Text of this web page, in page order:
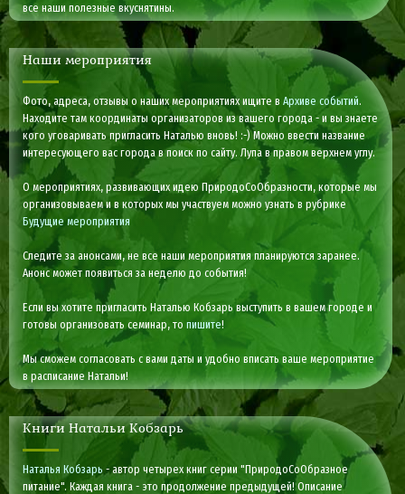
все наши полезные вкуснятины.
Наши мероприятия
Фото, адреса, отзывы о наших мероприятиях ищите вАрхиве событий.
Находите там координаты организаторов из вашего города - и вы знаете
кого уговаривать пригласить Наталью вновь! :-) Можно ввести название
интересующего вас города в поиск по сайту. Лупа в правом верхнем углу.
О мероприятиях, развивающих идею ПриродоСоОбразности, которые мы
организовываем и в которых мы участвуем можно узнать в рубрике
Будущие мероприятия
Следите за анонсами, не все наши мероприятия планируются заранее.
Анонс может появиться за неделю до события!
Если вы хотите пригласить Наталью Кобзарь выступить в вашем городе и
готовы организовать семинар, топишите!
Мы сможем согласовать с вами даты и удобно вписать ваше мероприятие
в расписание Натальи!
Книги Натальи Кобзарь
Наталья Кобзарь - автор четырех книг серии "ПриродоСоОбразное
питание". Каждая книга - это продолжение предыдущей! Описание